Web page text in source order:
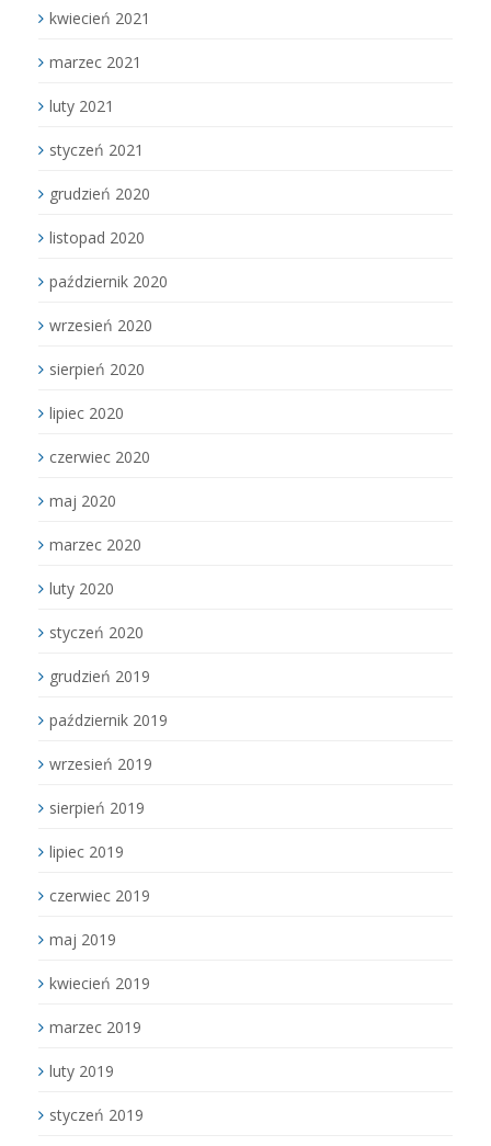
kwiecień 2021
marzec 2021
luty 2021
styczeń 2021
grudzień 2020
listopad 2020
październik 2020
wrzesień 2020
sierpień 2020
lipiec 2020
czerwiec 2020
maj 2020
marzec 2020
luty 2020
styczeń 2020
grudzień 2019
październik 2019
wrzesień 2019
sierpień 2019
lipiec 2019
czerwiec 2019
maj 2019
kwiecień 2019
marzec 2019
luty 2019
styczeń 2019